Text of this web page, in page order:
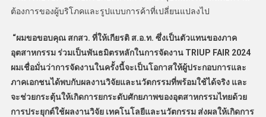
ต้องการของผู้บริโภคและรูปแบบการค้าที่เปลี่ยนแปลงไป
“ผมขอขอบคุณ สกสว. ที่ให้เกียรติ ส.อ.ท. ซึ่งเป็นตัวแทนของภาค
อุตสาหกรรม ร่วมเป็นพันธมิตรหลักในการจัดงาน TRIUP FAIR 2024
ผมเชื่อมั่นว่าการจัดงานในครั้งนี้จะเป็นโอกาสให้ผู้ประกอบการและ
ภาคเอกชนได้พบกับผลงานวิจัยและนวัตกรรมที่พร้อมใช้ได้จริง และ
จะช่วยกระตุ้นให้เกิดการยกระดับศักยภาพของอุตสาหกรรมไทยด้วย
การประยุกต์ใช้ผลงานวิจัย เทคโนโลยีและนวัตกรรม ส่งผลให้เกิดการ